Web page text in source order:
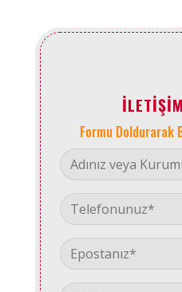
Formu Doldurarak